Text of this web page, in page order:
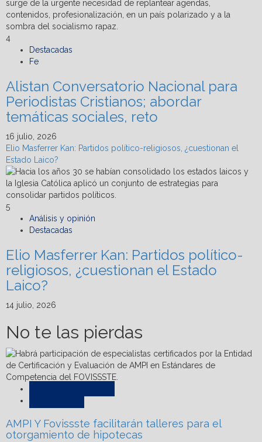
4
Destacadas
Fe
Alistan Conversatorio Nacional para
Periodistas Cristianos; abordar
temáticas sociales, reto
16 julio, 2026
Elio Masferrer Kan: Partidos político-religiosos, ¿cuestionan el
Estado Laico?
5
Análisis y opinión
Destacadas
Elio Masferrer Kan: Partidos político-
religiosos, ¿cuestionan el Estado
Laico?
14 julio, 2026
No te las pierdas
AMPI Y Fovissste facilitarán talleres para el
otorgamiento de hipotecas